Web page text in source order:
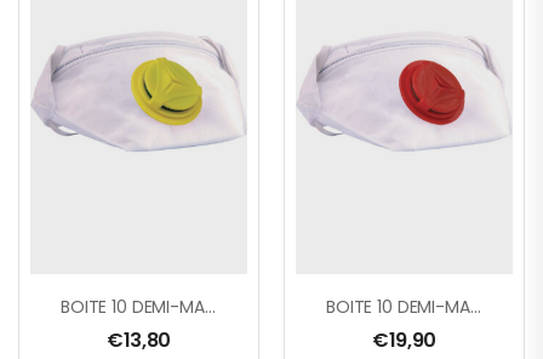
BOITE 10 DEMI-MASQUES JETABLES PLIABLES FFP2 AVEC VALVE
€13,80
BOITE 10 DEMI-MASQUES JETABLES PLIABLES FFP3 A VALVE
€19,90